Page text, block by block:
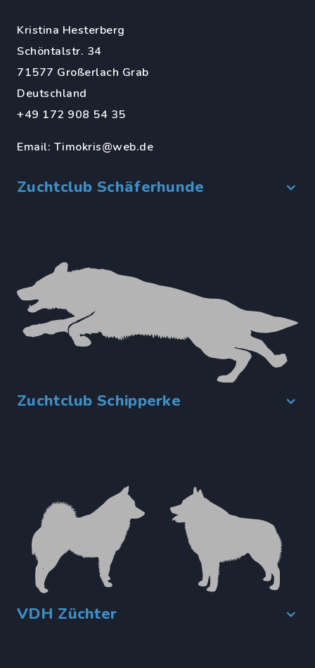
Kristina Hesterberg
Schöntalstr. 34
71577 Großerlach Grab
Deutschland
+49 172 908 54 35
Email: Timokris@web.de
Zuchtclub Schäferhunde
Zuchtclub Schipperke
VDH Züchter